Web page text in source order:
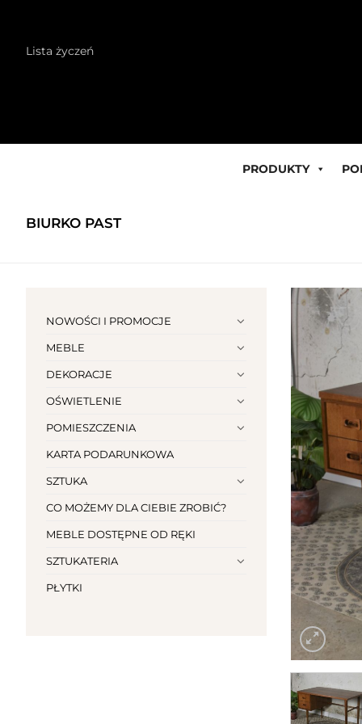
Lista życzeń
PRODUKTY
BIURKO PAST
NOWOŚCI I PROMOCJE
MEBLE
DEKORACJE
OŚWIETLENIE
POMIESZCZENIA
KARTA PODARUNKOWA
SZTUKA
CO MOŻEMY DLA CIEBIE ZROBIĆ?
MEBLE DOSTĘPNE OD RĘKI
SZTUKATERIA
PŁYTKI